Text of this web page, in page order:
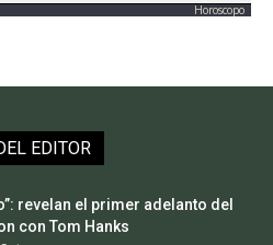
Horoscopo
EDITOR
revelan el primer adelanto del
con Tom Hanks